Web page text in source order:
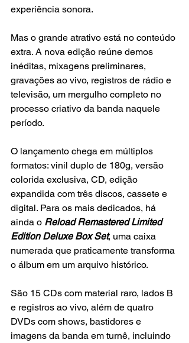
experiência sonora.
Mas o grande atrativo está no conteúdo
extra. A nova edição reúne demos
inéditas, mixagens preliminares,
gravações ao vivo, registros de rádio e
televisão, um mergulho completo no
processo criativo da banda naquele
período.
O lançamento chega em múltiplos
formatos: vinil duplo de 180g, versão
colorida exclusiva, CD, edição
expandida com três discos, cassete e
digital. Para os mais dedicados, há
ainda o Reload Remastered Limited
Edition Deluxe Box Set, uma caixa
numerada que praticamente transforma
o álbum em um arquivo histórico.
São 15 CDs com material raro, lados B
e registros ao vivo, além de quatro
DVDs com shows, bastidores e
imagens da banda em turnê, incluindo